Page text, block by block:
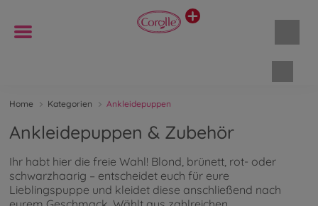
Home Kategorien Ankleidepuppen
Ankleidepuppen & Zubehör
Ihr habt hier die freie Wahl! Blond, brünett, rot- oder
schwarzhaarig – entscheidet euch für eure
Lieblingspuppe und kleidet diese anschließend nach